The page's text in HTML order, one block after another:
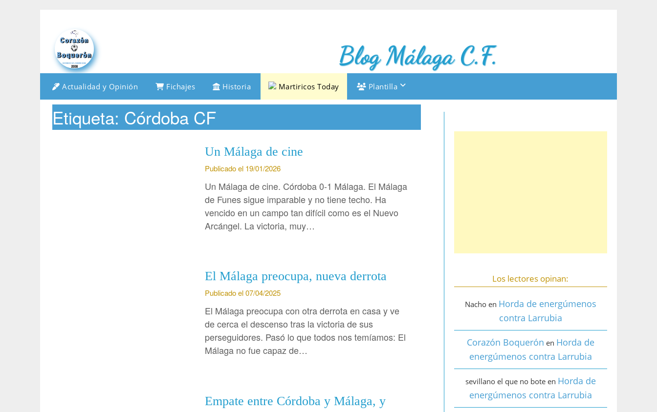
Blog Málaga C.F.
Actualidad y Opinión Fichajes Historia Martiricos Today Plantilla
Etiqueta: Córdoba CF
Un Málaga de cine
Publicado el 19/01/2026
Un Málaga de cine. Córdoba 0-1 Málaga. El Málaga
de Funes sigue imparable y no tiene techo. Ha
vencido en un campo tan difícil como es el Nuevo
Arcángel. La victoria, muy…
El Málaga preocupa, nueva derrota
Publicado el 07/04/2025
El Málaga preocupa con otra derrota en casa y ve
de cerca el descenso tras la victoria de sus
perseguidores. Pasó lo que todos nos temíamos: El
Málaga no fue capaz de…
Empate entre Córdoba y Málaga, y
Los lectores opinan:
Nachoen Horda de energúmenos
contra Larrubia
Corazón Boquerón en Horda de
energúmenos contra Larrubia
sevillano el que no boteen Horda de
energúmenos contra Larrubia